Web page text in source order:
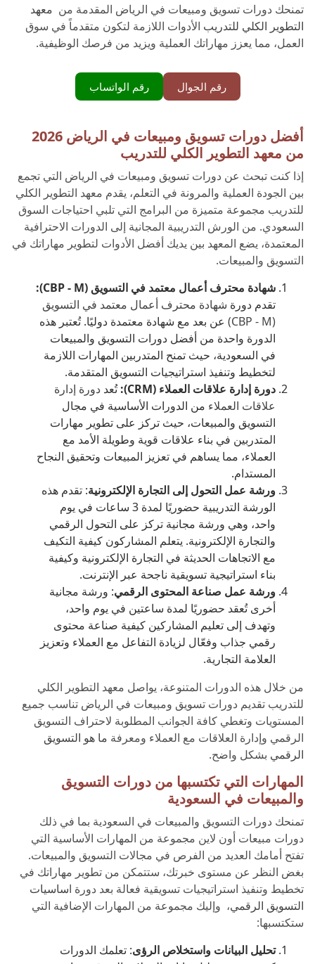
تمنحك دورات تسويق ومبيعات في الرياض المقدمة من معهد
التطوير الكلي للتدريب الأدوات اللازمة لتكون متقدماً في سوق
العمل، مما يعزز مهاراتك العملية ويزيد من فرصك الوظيفية.
رقم الجوال رقم الواتساب
أفضل دورات تسويق ومبيعات في الرياض 2026
من معهد التطوير الكلي للتدريب
إذا كنت تبحث عن دورات تسويق ومبيعات في الرياض التي تجمع
بين الجودة العملية والمرونة في التعلم، يقدم معهد التطوير الكلي
للتدريب مجموعة متميزة من البرامج التي تلبي احتياجات السوق
السعودي. من الورش التدريبية المجانية إلى الدورات الاحترافية
المعتمدة، يضع المعهد بين يديك أفضل الأدوات لتطوير مهاراتك في
التسويق والمبيعات.
شهادة محترف أعمال معتمد في التسويق (CBP - M):
تقدم دورة شهادة محترف أعمال معتمد في التسويق
(CBP - M)
عن بعد مع شهادة معتمدة دوليًا. تُعتبر هذه
الدورة واحدة من أفضل دورات التسويق والمبيعات
في السعودية، حيث تمنح المتدربين المهارات اللازمة
لتخطيط وتنفيذ استراتيجيات التسويق المتقدمة.
دورة إدارة علاقات العملاء (CRM):
تُعد دورة إدارة
علاقات العملاء من الدورات الأساسية في مجال
التسويق والمبيعات، حيث تركز على تطوير مهارات
المتدربين في بناء علاقات قوية وطويلة الأمد مع
العملاء، مما يساهم في تعزيز المبيعات وتحقيق النجاح
المستدام.
ورشة عمل التحول إلى التجارة الإلكترونية: تقدم هذه
الورشة التدريبية حضوريًا لمدة 3 ساعات في يوم
واحد، وهي ورشة مجانية تركز على التحول الرقمي
والتجارة الإلكترونية. يتعلم المشاركون كيفية التكيف
مع الاتجاهات الحديثة في التجارة الإلكترونية وكيفية
بناء استراتيجية تسويقية ناجحة عبر الإنترنت.
ورشة عمل صناعة المحتوى الرقمي: ورشة مجانية
أخرى تُعقد حضوريًا لمدة ساعتين في يوم واحد،
وتهدف إلى تعليم المشاركين كيفية صناعة محتوى
رقمي جذاب وفعّال لزيادة التفاعل مع العملاء وتعزيز
العلامة التجارية.
من خلال هذه الدورات المتنوعة، يواصل معهد التطوير الكلي
للتدريب تقديم دورات تسويق ومبيعات في الرياض تناسب جميع
المستويات وتغطي كافة الجوانب المطلوبة لاحتراف التسويق
الرقمي وإدارة العلاقات مع العملاء ومعرفة ما هو التسويق
الرقمي بشكل واضح.
المهارات التي تكتسبها من دورات التسويق
والمبيعات في السعودية
تمنحك دورات التسويق والمبيعات في السعودية بما في ذلك
دورات مبيعات أون لاين مجموعة من المهارات الأساسية التي
تفتح أمامك العديد من الفرص في مجالات التسويق والمبيعات.
بغض النظر عن مستوى خبرتك، ستتمكن من تطوير مهاراتك في
تخطيط وتنفيذ استراتيجيات تسويقية فعالة بعد دورة اساسيات
التسويق الرقمي، وإليك مجموعة من المهارات الإضافية التي
ستكتسبها:
تحليل البيانات واستخلاص الرؤى: تعلمك الدورات